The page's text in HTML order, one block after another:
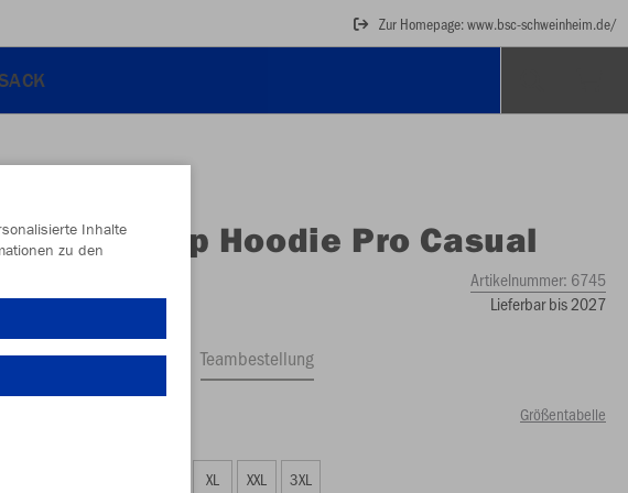
Zur Homepage: www.bsc-schweinheim.de/
JAKO Zip Hoodie Pro Casual
Artikelnummer: 6745
Lieferbar bis 2027
Einzelauftrag Teambestellung
Größentabelle
XL XXL 3XL
Inhalte
zu den